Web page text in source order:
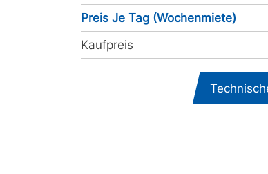
Preis Je Tag (Wochenmiete)
Kaufpreis